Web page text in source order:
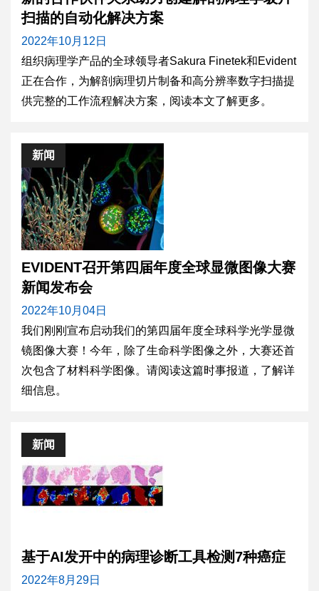
扫描的自动化解决方案
2022年10月12日
组织病理学产品的全球领导者Sakura Finetek和Evident
正在合作，为解剖病理切片制备和高分辨率数字扫描提
供完整的工作流程解决方案，阅读本文了解更多。
新闻
EVIDENT召开第四届年度全球显微图像大赛
新闻发布会
2022年10月04日
我们刚刚宣布启动我们的第四届年度全球科学光学显微
镜图像大赛！今年，除了生命科学图像之外，大赛还首
次包含了材料科学图像。请阅读这篇时事报道，了解详
细信息。
新闻
基于AI发开中的病理诊断工具检测7种癌症
2022年8月29日